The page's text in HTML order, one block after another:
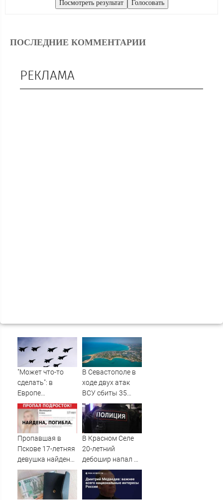
ПОСЛЕДНИЕ КОММЕНТАРИИ
РЕКЛАМА
"Может что-то
сделать": в
Европе
высказались о
нападении
России
В Севастополе в
ходе двух атак
ВСУ сбиты 35
беспилотников -
Новости на
Вести.ru
Пропавшая в
Пскове 17-летняя
девушка найдена
мертвой
В Красном Селе
20-летний
дебошир напал на
сотрудников
скорой